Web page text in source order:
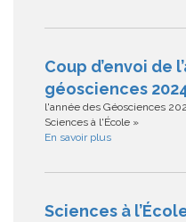
Coup d’envoi de
géosciences
l'année des Géosciences
Sciences à l'École »
En savoir plus
Sciences à